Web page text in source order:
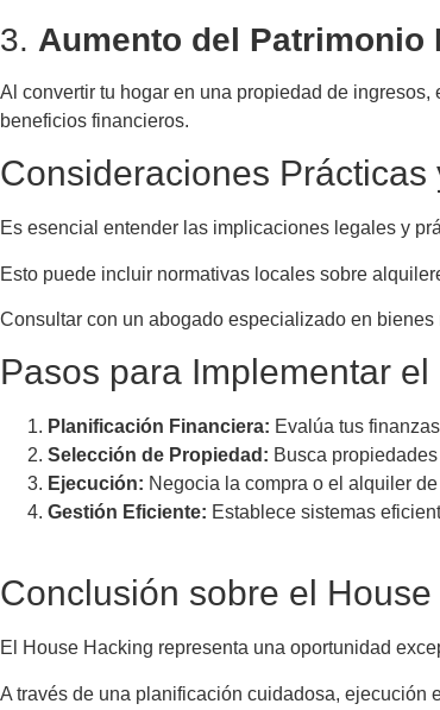
3. Aumento del Patrimonio
Al convertir tu hogar en una propiedad de
beneficios financieros.
Consideraciones Prácticas
Es esencial entender las implicaciones legales y
Esto puede incluir normativas locales sobre
Consultar con un abogado especializado en
Pasos para Implementar
Planificación Financiera: Evalúa tus
Selección de Propiedad: Busca
Ejecución: Negocia la compra o el alquiler
Gestión Eficiente: Establece sistemas
Conclusión sobre el
El House Hacking representa una oportunidad
A través de una planificación cuidadosa, ejecución